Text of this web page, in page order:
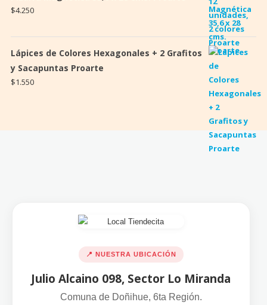
$4.250
Lápices de Colores Hexagonales + 2 Grafitos
y Sacapuntas Proarte
$1.550
📍 NUESTRA UBICACIÓN
Julio Alcaino 098, Sector Lo Miranda
Comuna de Doñihue, 6ta Región.